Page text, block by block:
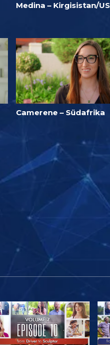
Medina – Kirgisistan/
Camerene – Südafrika